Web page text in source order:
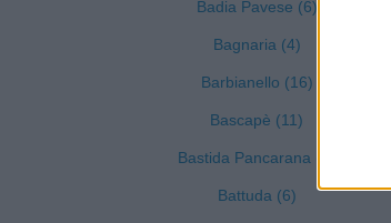
Badia Pavese (6)
Bagnaria (4)
Barbianello (16)
Bascapè (11)
Bastida Pancarana (4)
Battuda (6)